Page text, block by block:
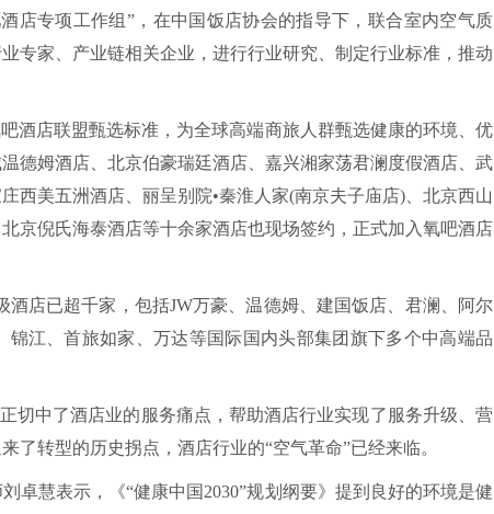
专项工作组”，在中国饭店协会的指导下，联合室内空气质
专家、产业链相关企业，进行行业研究、制定行业标准，推动
店联盟甄选标准，为全球高端商旅人群甄选健康的环境、优
德姆酒店、北京伯豪瑞廷酒店、嘉兴湘家荡君澜度假酒店、武
西美五洲酒店、丽呈别院•秦淮人家(南京夫子庙店)、北京西山
京倪氏海泰酒店等十余家酒店也现场签约，正式加入氧吧酒店
店已超千家，包括JW万豪、温德姆、建国饭店、君澜、阿尔
江、首旅如家、万达等国际国内头部集团旗下多个中高端品
中了酒店业的服务痛点，帮助酒店行业实现了服务升级、营
了转型的历史拐点，酒店行业的“空气革命”已经来临。
慧表示，《“健康中国2030”规划纲要》提到良好的环境是健